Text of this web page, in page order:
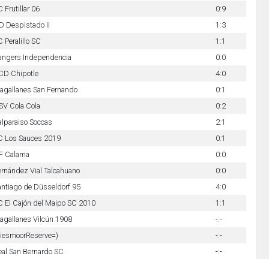
Frutillar 06
0:9
Despistado II
1:3
Peralillo SC
1:1
Independencia
0:0
Chipotle
4:0
San Fernando
0:1
Cola Cola
0:2
Soccas
2:1
Los Sauces 2019
0:1
Calama
0:0
Vial Talcahuano
0:0
de Düsseldorf 95
4:0
El Cajón del Maipo SC 2010
1:1
Vilcún 1908
-:-
-:-
San Bernardo SC -:-